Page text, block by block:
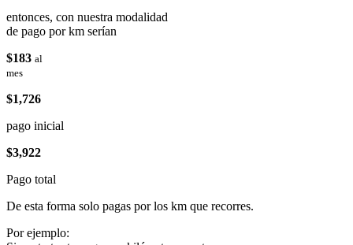
entonces, con nuestra modalidad
de pago por km serían
$183 al
mes
$1,726
pago inicial
$3,922
Pago total
De esta forma solo pagas por los km que recorres.
Por ejemplo: